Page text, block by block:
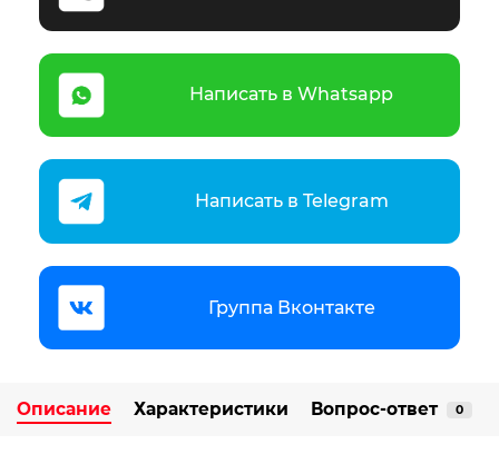
Написать в Whatsapp
Написать в Telegram
Группа Вконтакте
Описание Характеристики Вопрос-ответ 0